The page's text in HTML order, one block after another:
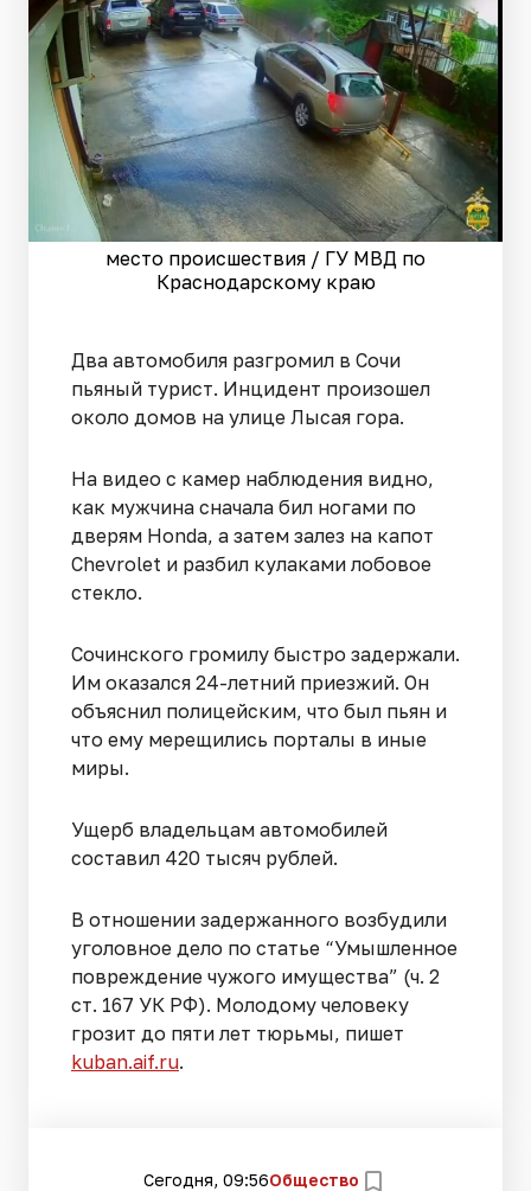
место происшествия / ГУ МВД по
Краснодарскому краю
Два автомобиля разгромил в Сочи
пьяный турист. Инцидент произошел
около домов на улице Лысая гора.
На видео с камер наблюдения видно,
как мужчина сначала бил ногами по
дверям Honda, а затем залез на капот
Chevrolet и разбил кулаками лобовое
стекло.
Сочинского громилу быстро задержали.
Им оказался 24-летний приезжий. Он
объяснил полицейским, что был пьян и
что ему мерещились порталы в иные
миры.
Ущерб владельцам автомобилей
составил 420 тысяч рублей.
В отношении задержанного возбудили
уголовное дело по статье “Умышленное
повреждение чужого имущества” (ч. 2
ст. 167 УК РФ). Молодому человеку
грозит до пяти лет тюрьмы, пишет
kuban.aif.ru.
Сегодня, 09:56Общество